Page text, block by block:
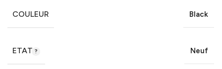
COULEUR Black
ETAT Neuf